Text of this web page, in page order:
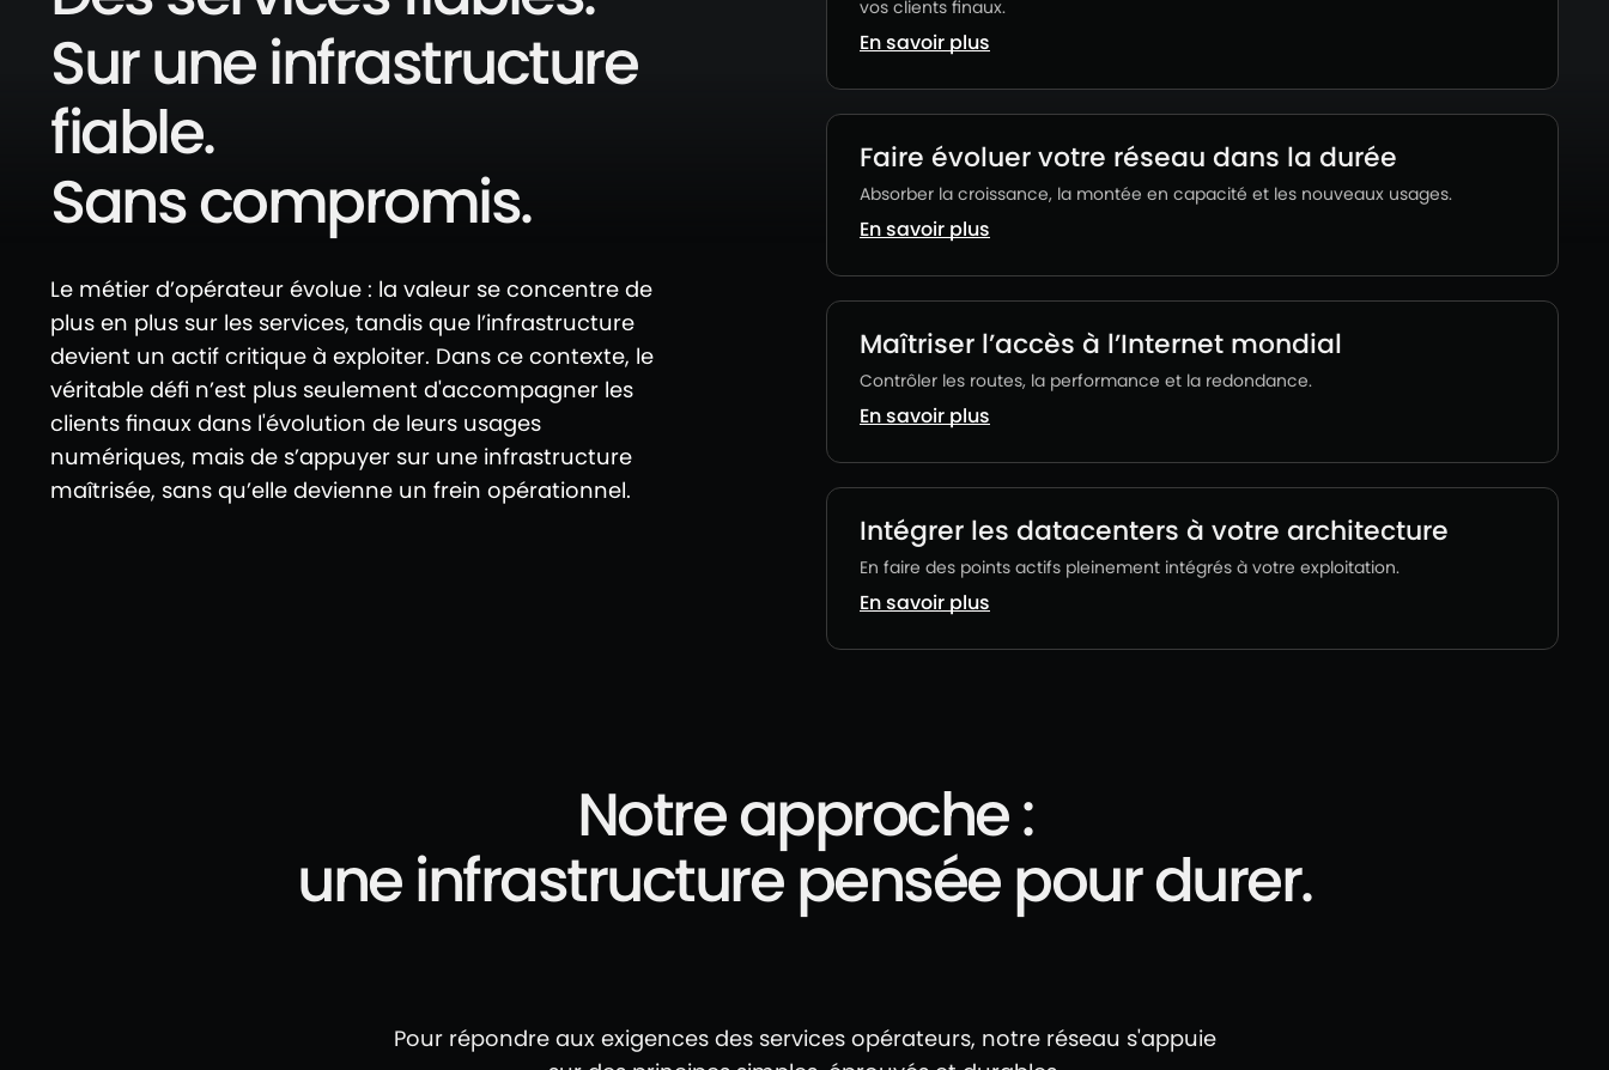
Sur une infrastructure
fiable.
Sans compromis.
Le métier d’opérateur évolue : la valeur se concentre de
plus en plus sur les services, tandis que l’infrastructure
devient un actif critique à exploiter. Dans ce contexte, le
véritable défi n’est plus seulement d'accompagner les
clients finaux dans l'évolution de leurs usages
numériques, mais de s’appuyer sur une infrastructure
maîtrisée, sans qu’elle devienne un frein opérationnel.
vos clients finaux.
En savoir plus
Faire évoluer votre réseau dans la durée
Absorber la croissance, la montée en capacité et les nouveaux usages.
En savoir plus
Maîtriser l’accès à l’Internet mondial
Contrôler les routes, la performance et la redondance.
En savoir plus
Intégrer les datacenters à votre architecture
En faire des points actifs pleinement intégrés à votre exploitation.
En savoir plus
Notre approche :
une infrastructure pensée pour durer.
Pour répondre aux exigences des services opérateurs, notre réseau s'appuie